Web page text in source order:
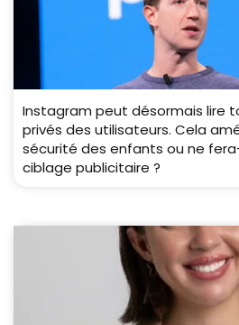
Instagram peut désormais lire
privés des utilisateurs. Cela
sécurité des enfants ou ne
ciblage publicitaire ?